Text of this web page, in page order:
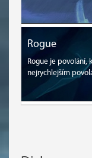
Rogue
Rogue je povolání,
nejrychlejším